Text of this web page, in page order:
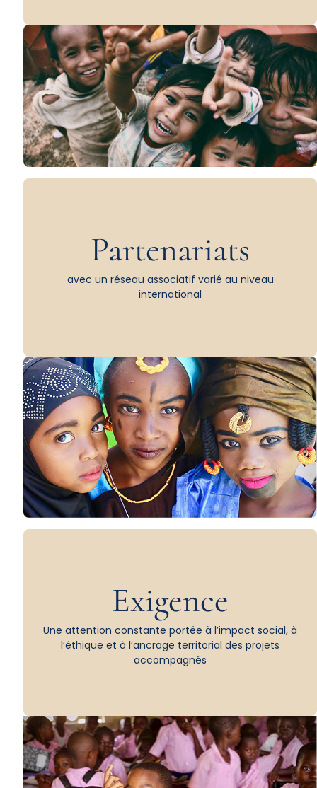
Partenariats
avec un réseau associatif varié au niveau
international
Exigence
Une attention constante portée à l’impact social, à
l’éthique et à l’ancrage territorial des projets
accompagnés